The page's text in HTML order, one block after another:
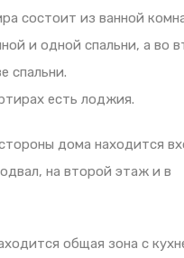
состоит из ванной
и одной спальни, а во
спальни.
есть лоджия.
дома находится
на второй этаж и в
общая зона с